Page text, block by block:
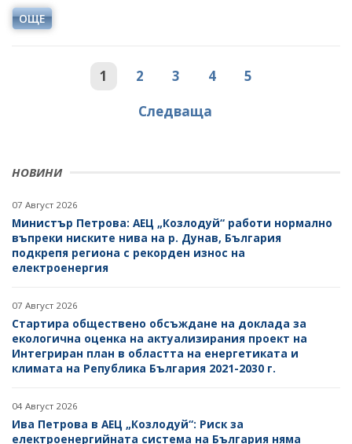
НОВИНИ
07 Август 2026
Министър Петрова: АЕЦ „Козлодуй“ работи нормално
въпреки ниските нива на р. Дунав, България
подкрепя региона с рекорден износ на
електроенергия
07 Август 2026
Стартира обществено обсъждане на доклада за
екологична оценка на актуализирания проект на
Интегриран план в областта на енергетиката и
климата на Република България 2021-2030 г.
04 Август 2026
Ива Петрова в АЕЦ „Козлодуй“: Риск за
електроенергийната система на България няма
ОЩЕ
1 2 3 4
5
Следваща